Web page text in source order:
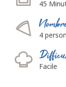
45
4
Facile